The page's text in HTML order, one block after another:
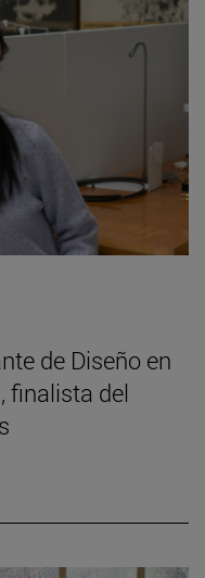
de Diseño en
finalista del